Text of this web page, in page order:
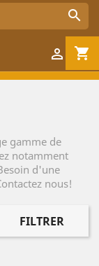

shopping_cart

gamme de
notamment
d'une
nous!
FILTRER